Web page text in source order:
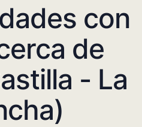
con
de
- La